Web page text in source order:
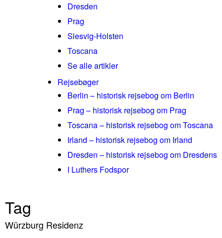
Dresden
Prag
Slesvig-Holsten
Toscana
Se alle artikler
Rejsebøger
Berlin – historisk rejsebog om Berlin
Prag – historisk rejsebog om Prag
Toscana – historisk rejsebog om Toscana
Irland – historisk rejsebog om Irland
Dresden – historisk rejsebog om Dresdens
I Luthers Fodspor
Tag
Würzburg Residenz